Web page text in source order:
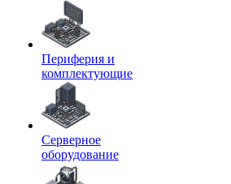
Периферия и
комплектующие
Серверное
оборудование